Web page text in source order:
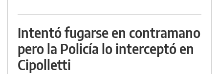
Intentó fugarse en contramano
pero la Policía lo interceptó en
Cipolletti